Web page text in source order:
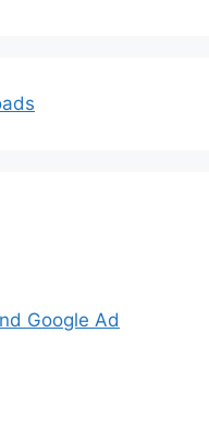
Google Ad